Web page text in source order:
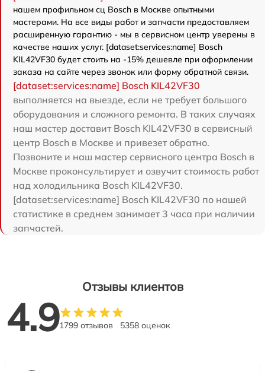
нашем профильном сц Bosch в Москве опытными
мастерами. На все виды работ и запчасти предоставляем
расширенную гарантию - мы в сервисном центр уверены в
качестве наших услуг. [dataset:services:name] Bosch
KIL42VF30 будет стоить на -15% дешевле при оформлении
заказа на сайте через звонок или форму обратной связи.
[dataset:services:name] Bosch KIL42VF30
выполняется на выезде, если не требует большого
оборудования и сложного ремонта. В таких случаях
наш мастер доставит Bosch KIL42VF30 в сервисный
центр Bosch в Москве и привезет обратно.
Позвоните и наш мастер сервисного центра Bosch в
Москве проконсультирует и озвучит стоимость работ
над холодильника Bosch KIL42VF30.
[dataset:services:name] Bosch KIL42VF30 по нашей
статистике в среднем занимает 3 часа при наличии
запчастей.
Отзывы клиентов
4.91799 отзывов 5358 оценок